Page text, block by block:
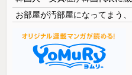
お部屋が汚部屋になってまう、